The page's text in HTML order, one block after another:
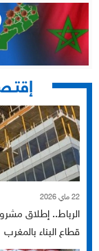
22 ماي 2026
الرباط.. إطلاق
قطاع البناء بالمغرب